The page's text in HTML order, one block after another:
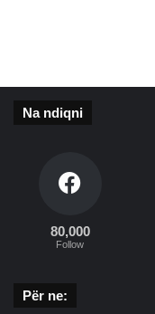
Na ndiqni
80,000
Follow
Për ne: